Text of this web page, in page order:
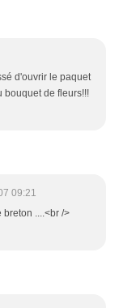
d'ouvrir le paquet
bouquet de fleurs!!!
09:21
....<br />